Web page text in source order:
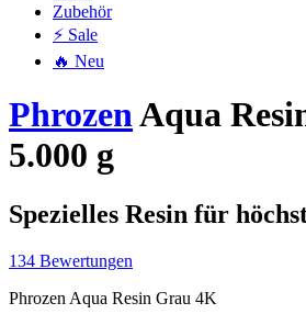
Zubehör
⚡ Sale
🔥 Neu
PhrozenAqua
5.000 g
Spezielles Resin für
134 Bewertungen
Phrozen Aqua Resin Grau 4K